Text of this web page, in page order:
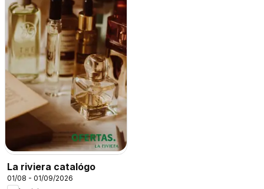
La riviera catalógo
01/08 - 01/09/2026